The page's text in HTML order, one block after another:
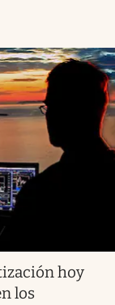
hoy
los